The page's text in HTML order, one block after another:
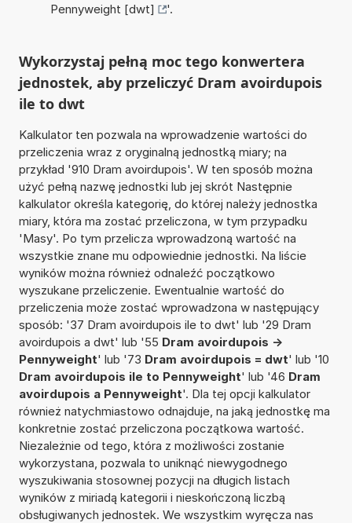
Pennyweight [dwt]
'.
Wykorzystaj pełną moc tego konwertera
jednostek, aby przeliczyć Dram avoirdupois
ile to dwt
Kalkulator ten pozwala na wprowadzenie wartości do
przeliczenia wraz z oryginalną jednostką miary; na
przykład '910 Dram avoirdupois'. W ten sposób można
użyć pełną nazwę jednostki lub jej skrót Następnie
kalkulator określa kategorię, do której należy jednostka
miary, która ma zostać przeliczona, w tym przypadku
'Masy'. Po tym przelicza wprowadzoną wartość na
wszystkie znane mu odpowiednie jednostki. Na liście
wyników można również odnaleźć początkowo
wyszukane przeliczenie. Ewentualnie wartość do
przeliczenia może zostać wprowadzona w następujący
sposób: '37 Dram avoirdupois ile to dwt' lub '29 Dram
avoirdupois a dwt' lub '55 Dram avoirdupois ->
Pennyweight' lub '73 Dram avoirdupois = dwt' lub '10
Dram avoirdupois ile to Pennyweight' lub '46 Dram
avoirdupois a Pennyweight'. Dla tej opcji kalkulator
również natychmiastowo odnajduje, na jaką jednostkę ma
konkretnie zostać przeliczona początkowa wartość.
Niezależnie od tego, która z możliwości zostanie
wykorzystana, pozwala to uniknąć niewygodnego
wyszukiwania stosownej pozycji na długich listach
wyników z miriadą kategorii i nieskończoną liczbą
obsługiwanych jednostek. We wszystkim wyręcza nas